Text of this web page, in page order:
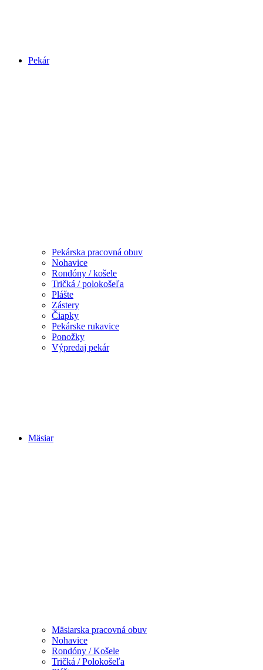
Pekár
Pekárska pracovná obuv
Nohavice
Rondóny / košele
Tričká / polokošeľa
Plášte
Zástery
Čiapky
Pekárske rukavice
Ponožky
Výpredaj pekár
Mäsiar
Mäsiarska pracovná obuv
Nohavice
Rondóny / Košele
Tričká / Polokošeľa